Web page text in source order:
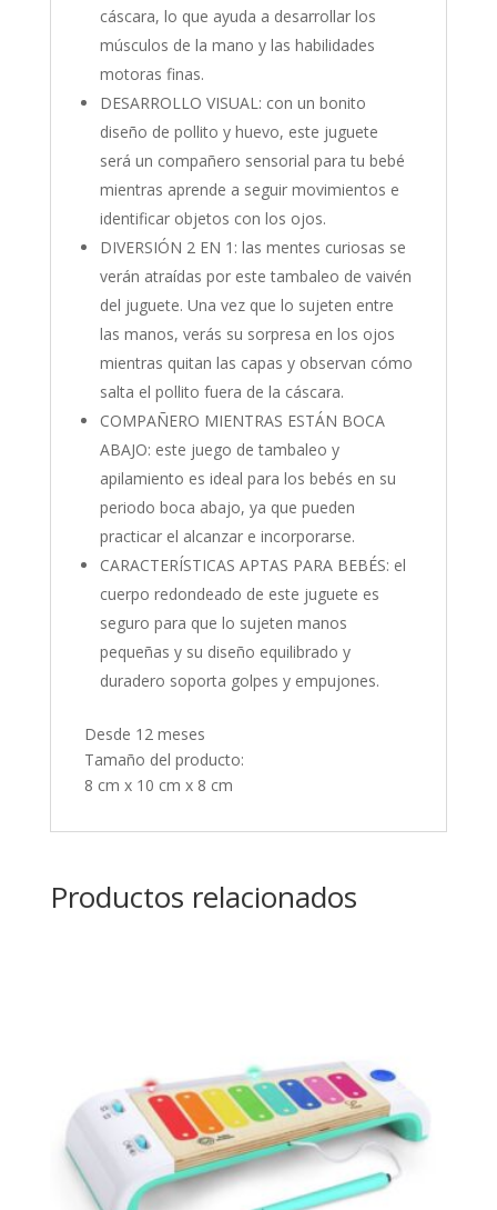
cáscara, lo que ayuda a desarrollar los
músculos de la mano y las habilidades
motoras finas.
DESARROLLO VISUAL: con un bonito
diseño de pollito y huevo, este juguete
será un compañero sensorial para tu bebé
mientras aprende a seguir movimientos e
identificar objetos con los ojos.
DIVERSIÓN 2 EN 1: las mentes curiosas se
verán atraídas por este tambaleo de vaivén
del juguete. Una vez que lo sujeten entre
las manos, verás su sorpresa en los ojos
mientras quitan las capas y observan cómo
salta el pollito fuera de la cáscara.
COMPAÑERO MIENTRAS ESTÁN BOCA
ABAJO: este juego de tambaleo y
apilamiento es ideal para los bebés en su
periodo boca abajo, ya que pueden
practicar el alcanzar e incorporarse.
CARACTERÍSTICAS APTAS PARA BEBÉS: el
cuerpo redondeado de este juguete es
seguro para que lo sujeten manos
pequeñas y su diseño equilibrado y
duradero soporta golpes y empujones.
Desde 12 meses
Tamaño del producto:
8 cm x 10 cm x 8 cm
Productos relacionados